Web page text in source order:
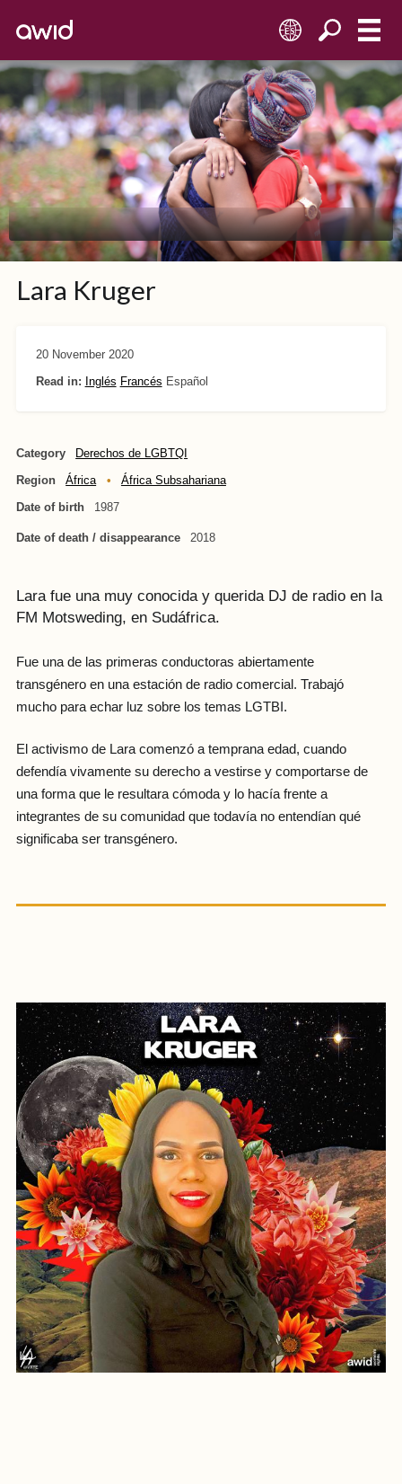
ES
Lara Kruger
20 November 2020
Read in: Inglés Francés Español
Category Derechos de LGBTQI
Region África África Subsahariana
Date of birth 1987
Date of death / disappearance 2018
Lara fue una muy conocida y querida DJ de radio en la
FM Motsweding, en Sudáfrica.
Fue una de las primeras conductoras abiertamente
transgénero en una estación de radio comercial. Trabajó
mucho para echar luz sobre los temas LGTBI.
El activismo de Lara comenzó a temprana edad, cuando
defendía vivamente su derecho a vestirse y comportarse de
una forma que le resultara cómoda y lo hacía frente a
integrantes de su comunidad que todavía no entendían qué
significaba ser transgénero.